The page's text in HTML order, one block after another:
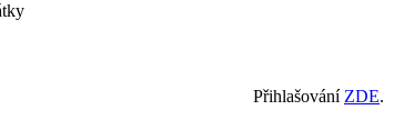
PřihlašováníZDE.